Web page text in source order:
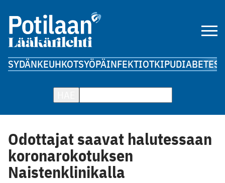
SYDÄNKEUHKOTSYÖPÄINFEKTIOTKIPUDIABETES
Odottajat saavat halutessaan
koronarokotuksen
Naistenklinikalla